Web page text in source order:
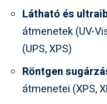
Látható és
átmenetek (UV-
(UPS, XPS)
Röntgen
átmenetei (XPS,